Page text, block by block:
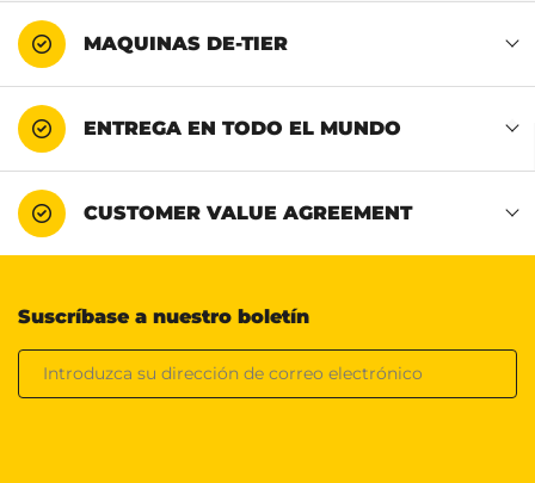
MAQUINAS DE-TIER
ENTREGA EN TODO EL MUNDO
CUSTOMER VALUE AGREEMENT
Suscríbase a nuestro boletín